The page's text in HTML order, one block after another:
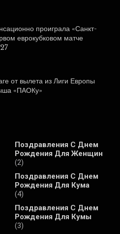
проиграла «Санкт-
еврокубковом матче
от вылета из Лиги Европы
«ПАОКу»
Поздравления С Днем
Рождения Для Женщин
(2)
Поздравления С Днем
Рождения Для Кума
(4)
Поздравления С Днем
Рождения Для Кумы
(3)